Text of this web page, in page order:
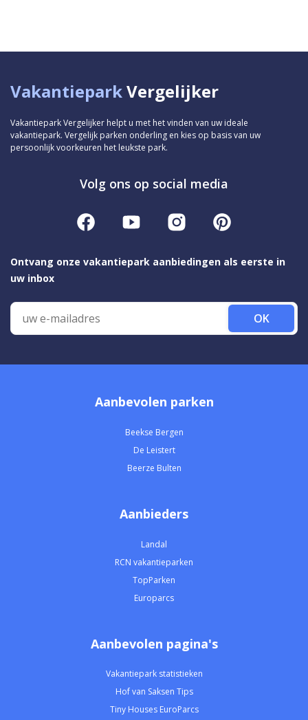
VakantieparkVergelijker
Vakantiepark Vergelijker helpt u met het vinden van uw ideale
vakantiepark. Vergelijk parken onderling en kies op basis van uw
persoonlijk voorkeuren het leukste park.
Volg ons op social media
Ontvang onze vakantiepark aanbiedingen als eerste in
uw inbox
OK
Aanbevolen parken
Beekse Bergen
De Leistert
Beerze Bulten
Aanbieders
Landal
RCN vakantieparken
TopParken
Europarcs
Aanbevolen pagina's
Vakantiepark statistieken
Hof van Saksen Tips
Tiny Houses EuroParcs